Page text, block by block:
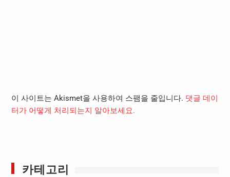
이 사이트는 Akismet을 사용하여 스팸을 줄입니다. 댓글 데이
터가 어떻게 처리되는지 알아보세요.
카테고리